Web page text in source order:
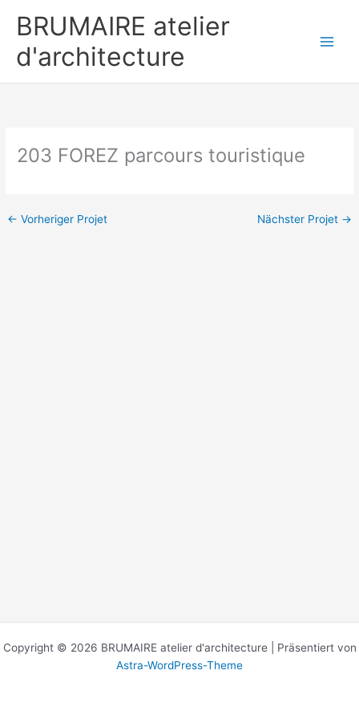
InhaltBRUMAIRE atelier
d'architecture
203 FOREZ parcours touristique
← Vorheriger Projet Nächster Projet →
Copyright © 2026 BRUMAIRE atelier d'architecture | Präsentiert von
Astra-WordPress-Theme